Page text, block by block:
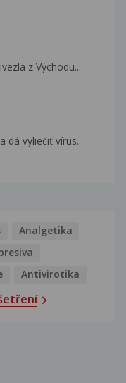
z Východu...
dá vyliečiť vírus...
Analgetika
Antivirotika